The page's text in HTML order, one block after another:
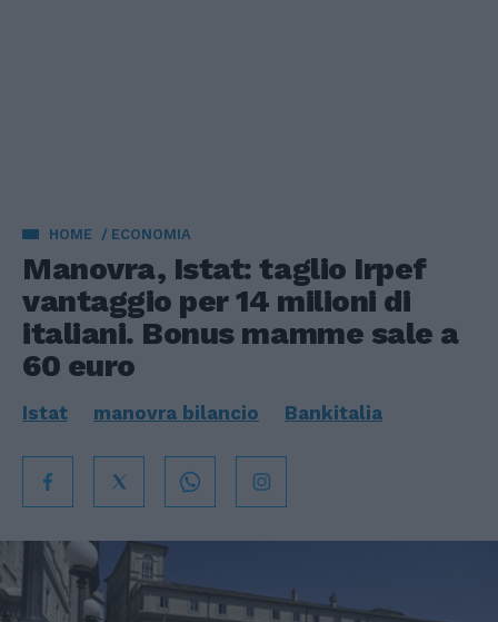
HOME ECONOMIA
Manovra, Istat: taglio Irpef
vantaggio per 14 milioni di
italiani. Bonus mamme sale a
60 euro
Istat manovra bilancio Bankitalia